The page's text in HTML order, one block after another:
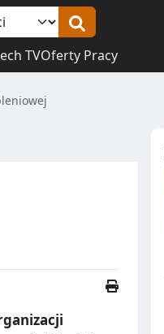
TVOferty Pracy